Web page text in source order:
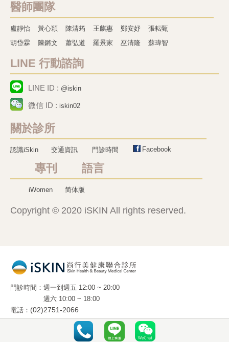
醫師團隊
盧靜怡 黃心穎 陳清筠 王麒惠 鄭安妤
張耘甄
胡岱霖
陳鏘文 蕭弘道 羅景家 巫清隆 蘇瑋智
LINE 行動諮詢
LINE ID : @iskin
微信 ID : iskin02
關於診所
認識iSkin 交通資訊 門診時間 Facebook
專刊 語言
iWomen 简体版
Copyright © 2020 iSKIN All rights reserved.
門診時間
週一到週五 12:00 ~ 20:00
週六 10:00 ~ 18:00
電話
(02)2751-2066
10663 台北市光復南路 288 號 2 樓 之 5
(國父紀念館旁 . 麥當勞樓上)